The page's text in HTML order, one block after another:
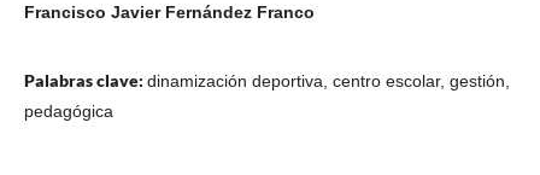
Francisco Javier Fernández Franco
Palabras clave: dinamización deportiva, centro escolar, gestión,
pedagógica